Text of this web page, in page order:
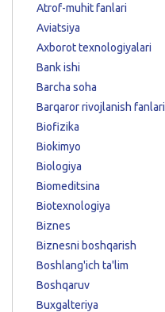
Atrof-muhit fanlari
Aviatsiya
Axborot texnologiyalari
Bank ishi
Barcha soha
Barqaror rivojlanish fanlari
Biofizika
Biokimyo
Biologiya
Biomeditsina
Biotexnologiya
Biznes
Biznesni boshqarish
Boshlang'ich ta'lim
Boshqaruv
Buxgalteriya